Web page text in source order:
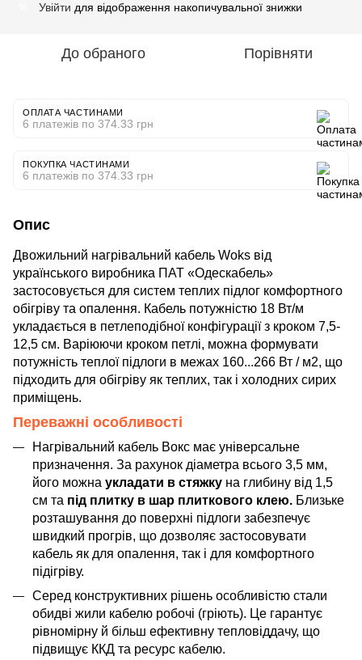
Увійти для відображення накопичувальної знижки
До обраного Порівняти
ОПЛАТА ЧАСТИНАМИ
6 платежів по 374.33 грн
ПОКУПКА ЧАСТИНАМИ
6 платежів по 374.33 грн
Опис
Двожильний нагрівальний кабель Woks від
українського виробника ПАТ «Одескабель»
застосовується для систем теплих підлог комфортного
обігріву та опалення. Кабель потужністю 18 Вт/м
укладається в петлеподібної конфігурації з кроком 7,5-
12,5 см. Варіюючи кроком петлі, можна формувати
потужність теплої підлоги в межах 160...266 Вт / м2, що
підходить для обігріву як теплих, так і холодних сирих
приміщень.
Переважні особливості
Нагрівальний кабель Вокс має універсальне
призначення. За рахунок діаметра всього 3,5 мм,
його можна укладати в стяжку на глибину від 1,5
см та під плитку в шар плиткового клею. Близьке
розташування до поверхні підлоги забезпечує
швидкий прогрів, що дозволяє застосовувати
кабель як для опалення, так і для комфортного
підігріву.
Серед конструктивних рішень особливістю стали
обидві жили кабелю робочі (гріють). Це гарантує
рівномірну й більш ефективну тепловіддачу, що
підвищує ККД та ресурс кабелю.